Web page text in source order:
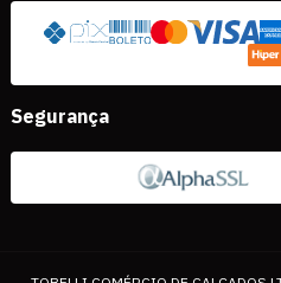
Segurança